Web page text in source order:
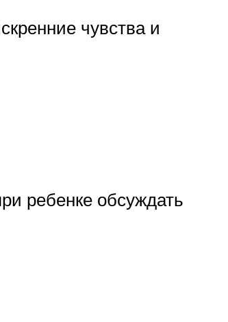
чувства и
ребенке обсуждать